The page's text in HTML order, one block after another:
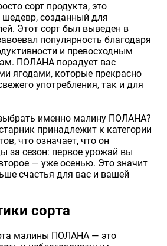
травы
сорт продукта, это
шедевр, созданный для
Этот сорт был выведен в
популярность благодаря
и превосходным
ПОЛАНА порадует вас
ягодами, которые прекрасно
употребления, так и для
именно малину ПОЛАНА?
принадлежит к категории
что означает, что он
за сезон: первое урожай вы
— уже осенью. Это значит
счастья для вас и вашей
сорта
малины ПОЛАНА — это